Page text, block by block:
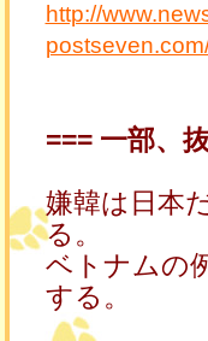
http://
=== 一部、
嫌韓は日本
る。
ベトナムの
する。